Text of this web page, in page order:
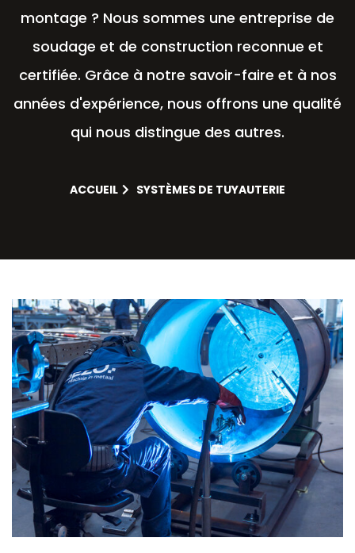
montage ? Nous sommes une entreprise de
soudage et de construction reconnue et
certifiée. Grâce à notre savoir-faire et à nos
années d'expérience, nous offrons une qualité
qui nous distingue des autres.
ACCUEIL SYSTÈMES DE TUYAUTERIE